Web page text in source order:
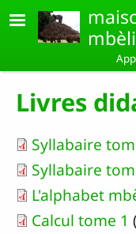
Aller au contenu
Livres
Syllabaire
Syllabaire
L'alphabet
Calcul tome 1